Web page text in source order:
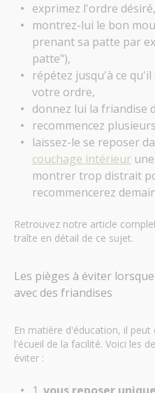
exprimez l'ordre désiré,
montrez-lui le bon
prenant sa patte par
patte"),
répétez jusqu'à ce
votre ordre,
donnez lui la friandise
recommencez
laissez-le se reposer
couchage intérieur
montrer trop distrait
recommencerez
Retrouvez notre article
traîte en détail de ce sujet.
Les pièges à éviter
avec des friandises
En matière d'éducation, il
l'écueil de la facilité. Voici les
éviter :